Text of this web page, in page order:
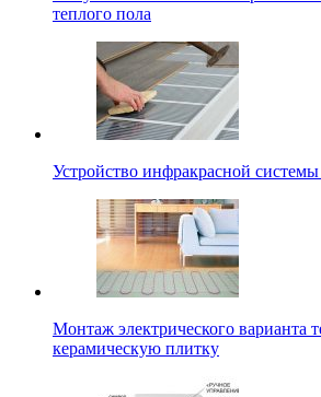
теплого пола
Устройство инфракрасной системы
Монтаж электрического варианта
керамическую плитку